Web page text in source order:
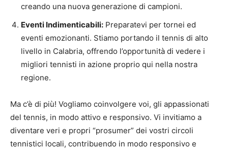
creando una nuova generazione di campioni.
Eventi Indimenticabili: Preparatevi per tornei ed
eventi emozionanti. Stiamo portando il tennis di alto
livello in Calabria, offrendo l’opportunità di vedere i
migliori tennisti in azione proprio qui nella nostra
regione.
Ma c’è di più! Vogliamo coinvolgere voi, gli appassionati
del tennis, in modo attivo e responsivo. Vi invitiamo a
diventare veri e propri “prosumer” dei vostri circoli
tennistici locali, contribuendo in modo responsivo e